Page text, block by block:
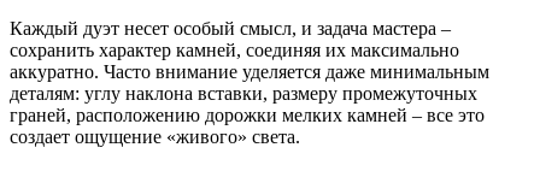
Каждый дуэт несет особый смысл, и задача мастера –
сохранить характер камней, соединяя их максимально
аккуратно. Часто внимание уделяется даже минимальным
деталям: углу наклона вставки, размеру промежуточных
граней, расположению дорожки мелких камней – все это
создает ощущение «живого» света.